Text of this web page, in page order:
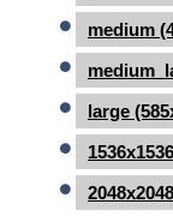
medium
large